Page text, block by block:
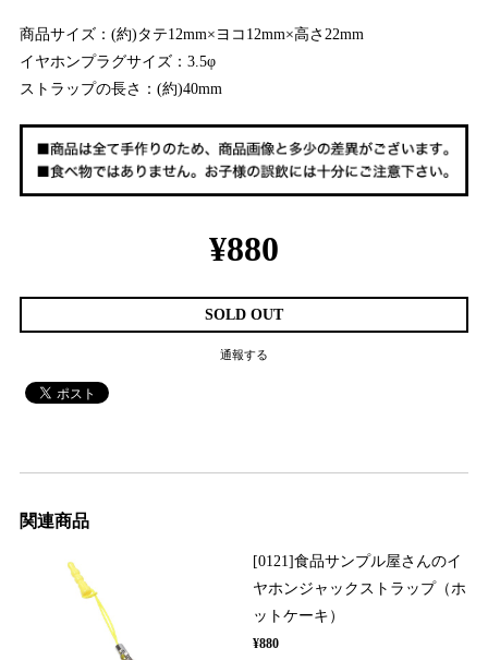
商品サイズ：(約)タテ12mm×ヨコ12mm×高さ22mm
イヤホンプラグサイズ：3.5φ
ストラップの長さ：(約)40mm
¥880
SOLD OUT
通報する
関連商品
[0121]食品サンプル屋さんのイ
ヤホンジャックストラップ（ホ
ットケーキ）
¥880